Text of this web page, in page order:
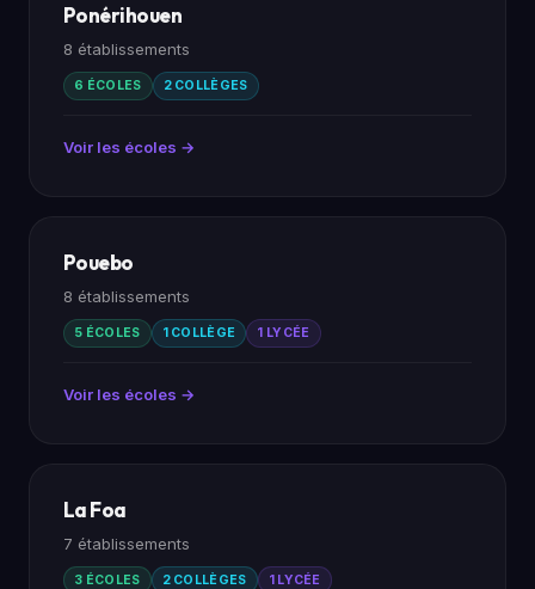
Ponérihouen
8 établissements
6 ÉCOLES 2 COLLÈGES
Voir les écoles →
Pouebo
8 établissements
5 ÉCOLES 1 COLLÈGE 1 LYCÉE
Voir les écoles →
La Foa
7 établissements
3 ÉCOLES 2 COLLÈGES 1 LYCÉE